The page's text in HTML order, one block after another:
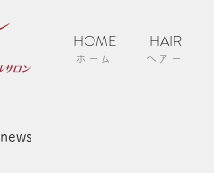
HOME HAIR
ホーム ヘアー
news